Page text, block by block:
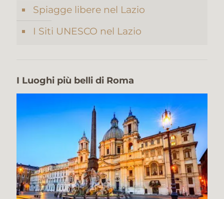
Spiagge libere nel Lazio
I Siti UNESCO nel Lazio
I Luoghi più belli di Roma